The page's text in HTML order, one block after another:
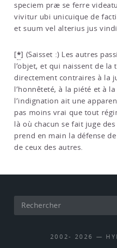
speciem præ se ferre
vivitur ubi unicuique de
et suum vel alterius jus
[*] (Saisset :) Les autres
l’objet, et qui naissent de la
directement contraires à la
l’honnêteté, à la piété et à
l’indignation ait une
pas moins vrai que tout
là où chacun se fait juge
prend en main la défense
de ceux des autres.
2002- 2026 —